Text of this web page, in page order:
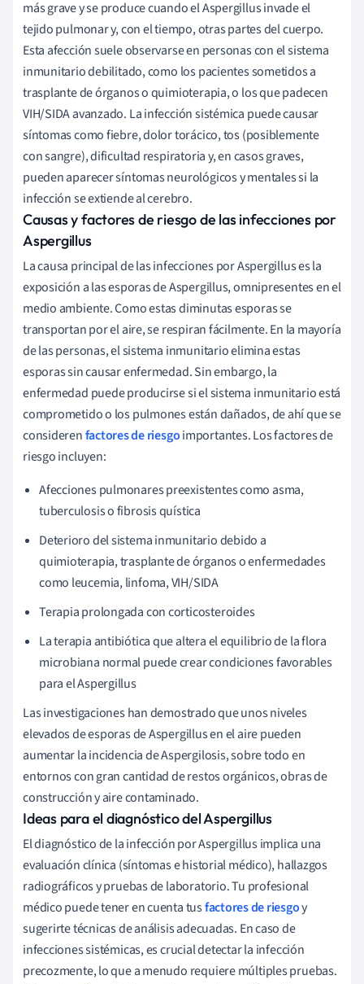
más grave y se produce cuando el Aspergillus invade el
tejido pulmonar y, con el tiempo, otras partes del cuerpo.
Esta afección suele observarse en personas con el sistema
inmunitario debilitado, como los pacientes sometidos a
trasplante de órganos o quimioterapia, o los que padecen
VIH/SIDA avanzado. La infección sistémica puede causar
síntomas como fiebre, dolor torácico, tos (posiblemente
con sangre), dificultad respiratoria y, en casos graves,
pueden aparecer síntomas neurológicos y mentales si la
infección se extiende al cerebro.
Causas y factores de riesgo de las infecciones por
Aspergillus
La causa principal de las infecciones por Aspergillus es la
exposición a las esporas de Aspergillus, omnipresentes en el
medio ambiente. Como estas diminutas esporas se
transportan por el aire, se respiran fácilmente. En la mayoría
de las personas, el sistema inmunitario elimina estas
esporas sin causar enfermedad. Sin embargo, la
enfermedad puede producirse si el sistema inmunitario está
comprometido o los pulmones están dañados, de ahí que se
considerenfactores de riesgoimportantes. Los factores de
riesgo incluyen:
Afecciones pulmonares preexistentes como asma,
tuberculosis o fibrosis quística
Deterioro del sistema inmunitario debido a
quimioterapia, trasplante de órganos o enfermedades
como leucemia, linfoma, VIH/SIDA
Terapia prolongada con corticosteroides
La terapia antibiótica que altera el equilibrio de la flora
microbiana normal puede crear condiciones favorables
para el Aspergillus
Las investigaciones han demostrado que unos niveles
elevados de esporas de Aspergillus en el aire pueden
aumentar la incidencia de Aspergilosis, sobre todo en
entornos con gran cantidad de restos orgánicos, obras de
construcción y aire contaminado.
Ideas para el diagnóstico del Aspergillus
El diagnóstico de la infección por Aspergillus implica una
evaluación clínica (síntomas e historial médico), hallazgos
radiográficos y pruebas de laboratorio. Tu profesional
médico puede tener en cuenta tusfactores de riesgoy
sugerirte técnicas de análisis adecuadas. En caso de
infecciones sistémicas, es crucial detectar la infección
precozmente, lo que a menudo requiere múltiples pruebas.